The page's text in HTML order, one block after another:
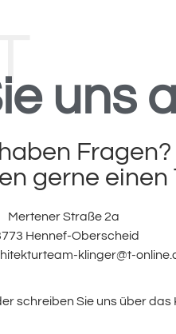
uns
Fragen?
gerne einen
Mertener Straße 2a
Hennef-Oberscheid
klinger@t-
schreiben Sie uns über